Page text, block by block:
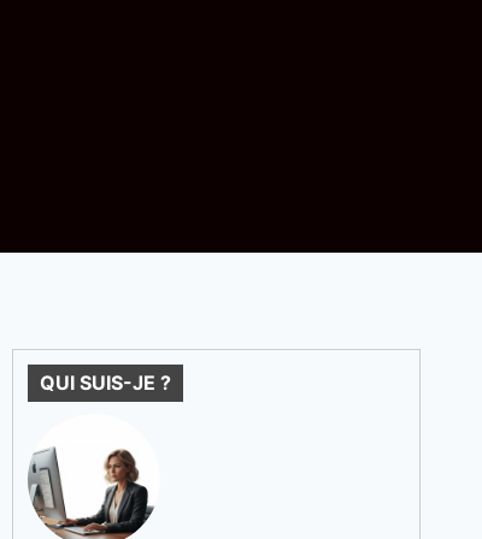
QUI SUIS-JE ?